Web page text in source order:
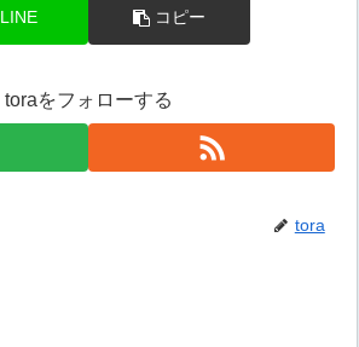
LINE コピー
toraをフォローする
tora